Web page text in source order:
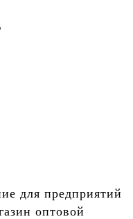
для предприятий
оптовой